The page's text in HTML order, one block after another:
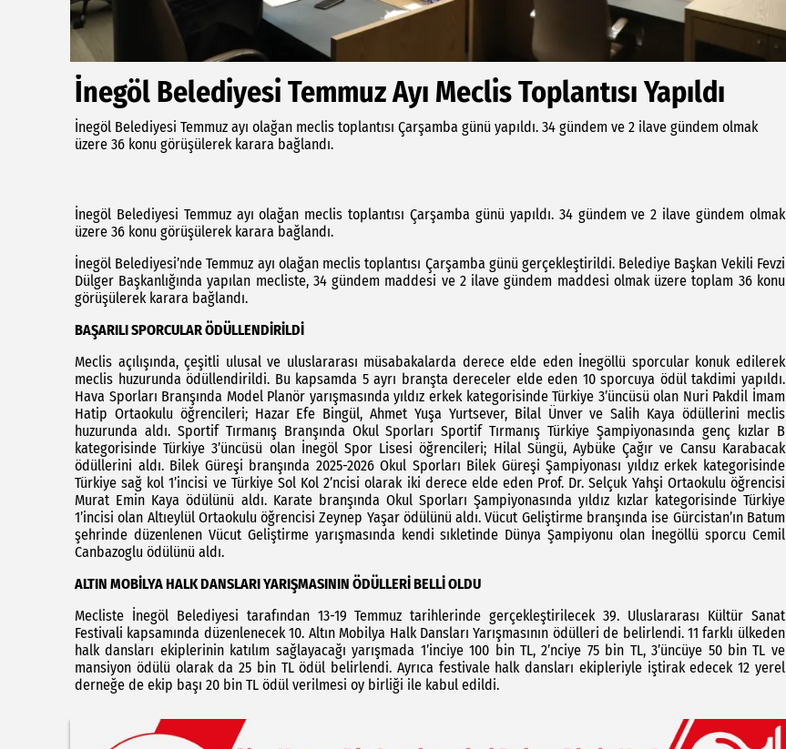
İnegöl Belediyesi Temmuz Ayı Meclis Toplantısı Yapıldı
İnegöl Belediyesi Temmuz ayı olağan meclis toplantısı Çarşamba günü yapıldı. 34 gündem ve 2 ilave gündem olmak
üzere 36 konu görüşülerek karara bağlandı.
İnegöl Belediyesi Temmuz ayı olağan meclis toplantısı Çarşamba günü yapıldı. 34 gündem ve 2 ilave gündem olmak
üzere 36 konu görüşülerek karara bağlandı.
İnegöl Belediyesi’nde Temmuz ayı olağan meclis toplantısı Çarşamba günü gerçekleştirildi. Belediye Başkan Vekili Fevzi
Dülger Başkanlığında yapılan mecliste, 34 gündem maddesi ve 2 ilave gündem maddesi olmak üzere toplam 36 konu
görüşülerek karara bağlandı.
BAŞARILI SPORCULAR ÖDÜLLENDİRİLDİ
Meclis açılışında, çeşitli ulusal ve uluslararası müsabakalarda derece elde eden İnegöllü sporcular konuk edilerek
meclis huzurunda ödüllendirildi. Bu kapsamda 5 ayrı branşta dereceler elde eden 10 sporcuya ödül takdimi yapıldı.
Hava Sporları Branşında Model Planör yarışmasında yıldız erkek kategorisinde Türkiye 3’üncüsü olan Nuri Pakdil İmam
Hatip Ortaokulu öğrencileri; Hazar Efe Bingül, Ahmet Yuşa Yurtsever, Bilal Ünver ve Salih Kaya ödüllerini meclis
huzurunda aldı. Sportif Tırmanış Branşında Okul Sporları Sportif Tırmanış Türkiye Şampiyonasında genç kızlar B
kategorisinde Türkiye 3’üncüsü olan İnegöl Spor Lisesi öğrencileri; Hilal Süngü, Aybüke Çağır ve Cansu Karabacak
ödüllerini aldı. Bilek Güreşi branşında 2025-2026 Okul Sporları Bilek Güreşi Şampiyonası yıldız erkek kategorisinde
Türkiye sağ kol 1’incisi ve Türkiye Sol Kol 2’ncisi olarak iki derece elde eden Prof. Dr. Selçuk Yahşi Ortaokulu öğrencisi
Murat Emin Kaya ödülünü aldı. Karate branşında Okul Sporları Şampiyonasında yıldız kızlar kategorisinde Türkiye
1’incisi olan Altıeylül Ortaokulu öğrencisi Zeynep Yaşar ödülünü aldı. Vücut Geliştirme branşında ise Gürcistan’ın Batum
şehrinde düzenlenen Vücut Geliştirme yarışmasında kendi sıkletinde Dünya Şampiyonu olan İnegöllü sporcu Cemil
Canbazoglu ödülünü aldı.
ALTIN MOBİLYA HALK DANSLARI YARIŞMASININ ÖDÜLLERİ BELLİ OLDU
Mecliste İnegöl Belediyesi tarafından 13-19 Temmuz tarihlerinde gerçekleştirilecek 39. Uluslararası Kültür Sanat
Festivali kapsamında düzenlenecek 10. Altın Mobilya Halk Dansları Yarışmasının ödülleri de belirlendi. 11 farklı ülkeden
halk dansları ekiplerinin katılım sağlayacağı yarışmada 1’inciye 100 bin TL, 2’nciye 75 bin TL, 3’üncüye 50 bin TL ve
mansiyon ödülü olarak da 25 bin TL ödül belirlendi. Ayrıca festivale halk dansları ekipleriyle iştirak edecek 12 yerel
derneğe de ekip başı 20 bin TL ödül verilmesi oy birliği ile kabul edildi.